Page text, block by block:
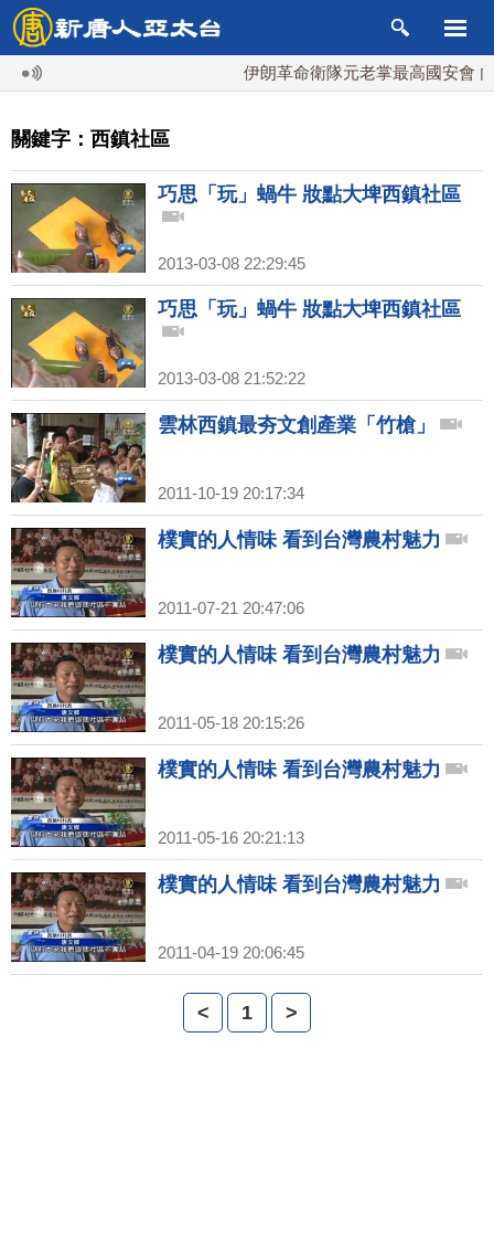
伊朗革命衛隊元老掌最高國安會 內
關鍵字：西鎮社區
巧思「玩」蝸牛 妝點大埤西鎮社區
2013-03-08 22:29:45
巧思「玩」蝸牛 妝點大埤西鎮社區
2013-03-08 21:52:22
雲林西鎮最夯文創產業「竹槍」
2011-10-19 20:17:34
樸實的人情味 看到台灣農村魅力
2011-07-21 20:47:06
樸實的人情味 看到台灣農村魅力
2011-05-18 20:15:26
樸實的人情味 看到台灣農村魅力
2011-05-16 20:21:13
樸實的人情味 看到台灣農村魅力
2011-04-19 20:06:45
< 1 >